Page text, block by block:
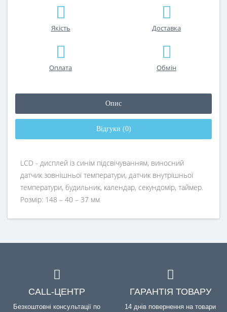
Якість Доставка
Оплата Обмін
Опис
Відгуки (0)
LCD - дисплей із синім підсвічуванням, виносний
датчик зовнішньої температури, датчик внутрішньої
температури, будильник, календар, секундомір, таймер.
Розмір: 148 – 40 – 37 мм
CALL-ЦЕНТР
Безкоштовні консультації по
ГАРАНТІЯ ТОВАРУ
14 днів повернення на товари